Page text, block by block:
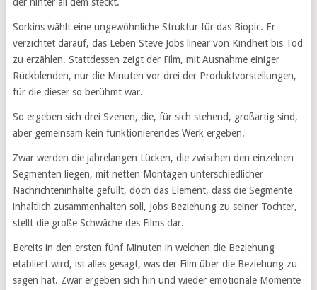
Sorkins wählt eine ungewöhnliche Struktur für das Biopic. Er
verzichtet darauf, das Leben Steve Jobs linear von Kindheit bis Tod
zu erzählen. Stattdessen zeigt der Film, mit Ausnahme einiger
Rückblenden, nur die Minuten vor drei der Produktvorstellungen,
für die dieser so berühmt war.
So ergeben sich drei Szenen, die, für sich stehend, großartig sind,
aber gemeinsam kein funktionierendes Werk ergeben.
Zwar werden die jahrelangen Lücken, die zwischen den einzelnen
Segmenten liegen, mit netten Montagen unterschiedlicher
Nachrichteninhalte gefüllt, doch das Element, dass die Segmente
inhaltlich zusammenhalten soll, Jobs Beziehung zu seiner Tochter,
stellt die große Schwäche des Films dar.
Bereits in den ersten fünf Minuten in welchen die Beziehung
etabliert wird, ist alles gesagt, was der Film über die Beziehung zu
sagen hat. Zwar ergeben sich hin und wieder emotionale Momente